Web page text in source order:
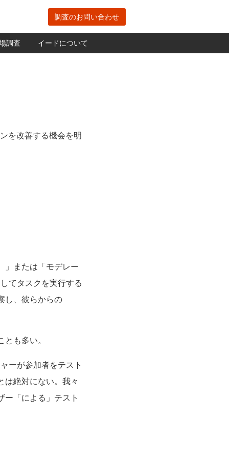
調査のお問い合わせ
調査 イードについて
を改善する機会を明
」または「モデレー
てタスクを実行する
し、彼らからの
も多い。
ーが参加者をテスト
は絶対にない。我々
ー「による」テスト